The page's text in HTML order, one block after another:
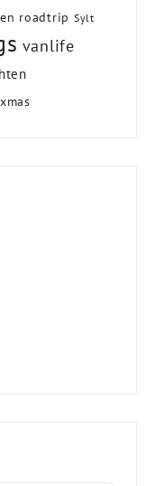
roadtrip Sylt
vanlife
xmas